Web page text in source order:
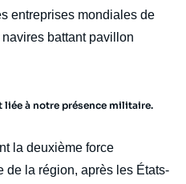
entreprises mondiales de
battant pavillon
à notre présence militaire.
la deuxième force
de la région, après les États-